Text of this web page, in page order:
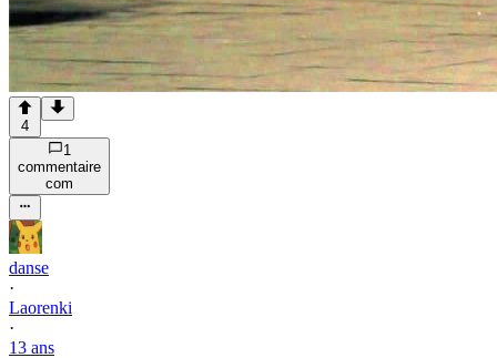
4
1
commentaire
com
danse
·
Laorenki
·
13 ans